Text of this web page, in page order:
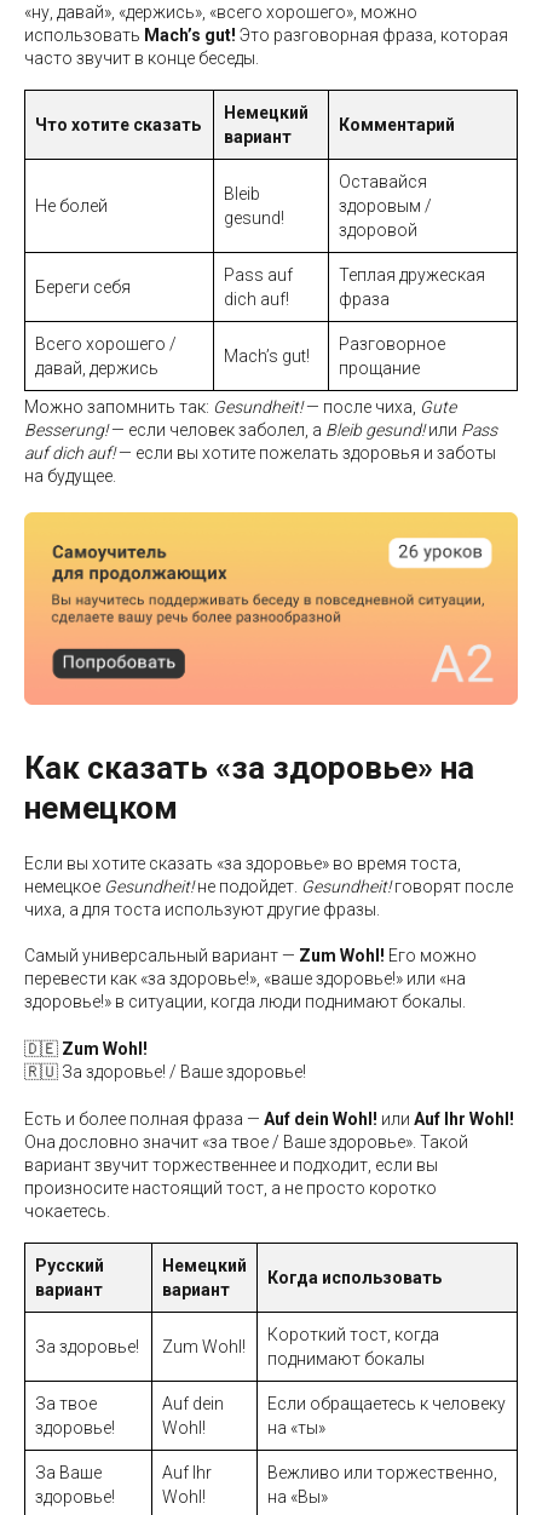
«ну, давай», «держись», «всего хорошего», можно
использовать Mach’s gut! Это разговорная фраза, которая
часто звучит в конце беседы.
Что хотите сказать
Немецкий
вариант
Комментарий
Не болей
Bleib
gesund!
Оставайся
здоровым /
здоровой
Береги себя
Pass auf
dich auf!
Теплая дружеская
фраза
Всего хорошего /
давай, держись
Mach’s gut!
Разговорное
прощание
Можно запомнить так: Gesundheit!— после чиха, Gute
Besserung!— если человек заболел, а Bleib gesund!или Pass
auf dich auf!— если вы хотите пожелать здоровья и заботы
на будущее.
Как сказать «за здоровье» на
немецком
Если вы хотите сказать «за здоровье» во время тоста,
немецкое Gesundheit!не подойдет. Gesundheit!говорят после
чиха, а для тоста используют другие фразы.
Самый универсальный вариант — Zum Wohl! Его можно
перевести как «за здоровье!», «ваше здоровье!» или «на
здоровье!» в ситуации, когда люди поднимают бокалы.
🇩🇪 Zum Wohl!
🇷🇺 За здоровье! / Ваше здоровье!
Есть и более полная фраза — Auf dein Wohl! или Auf Ihr Wohl!
Она дословно значит «за твое / Ваше здоровье». Такой
вариант звучит торжественнее и подходит, если вы
произносите настоящий тост, а не просто коротко
чокаетесь.
Русский
вариант
Немецкий
вариант
Когда использовать
За здоровье! Zum Wohl!
Короткий тост, когда
поднимают бокалы
За твое
здоровье!
Auf dein
Wohl!
Если обращаетесь к человеку
на «ты»
За Ваше
здоровье!
Auf Ihr
Wohl!
Вежливо или торжественно,
на «Вы»